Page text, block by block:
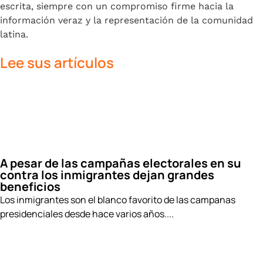
escrita, siempre con un compromiso firme hacia la
información veraz y la representación de la comunidad
latina.
Lee sus artículos
A pesar de las campañas electorales en su
contra los inmigrantes dejan grandes
beneficios
Los inmigrantes son el blanco favorito de las campanas
presidenciales desde hace varios años....